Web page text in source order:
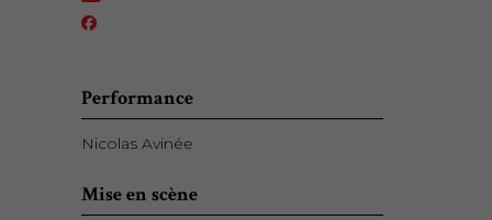
Performance
Nicolas Avinée
Mise en scène